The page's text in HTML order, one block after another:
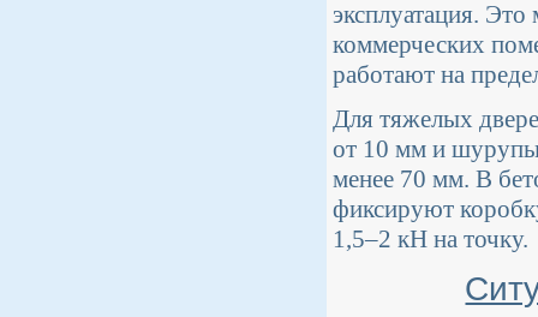
эксплуатация.
коммерческих
работают на
Для тяжелых
от 10 мм и шурупы
менее 70 мм. В
фиксируют
1,5–2 кН на точку.